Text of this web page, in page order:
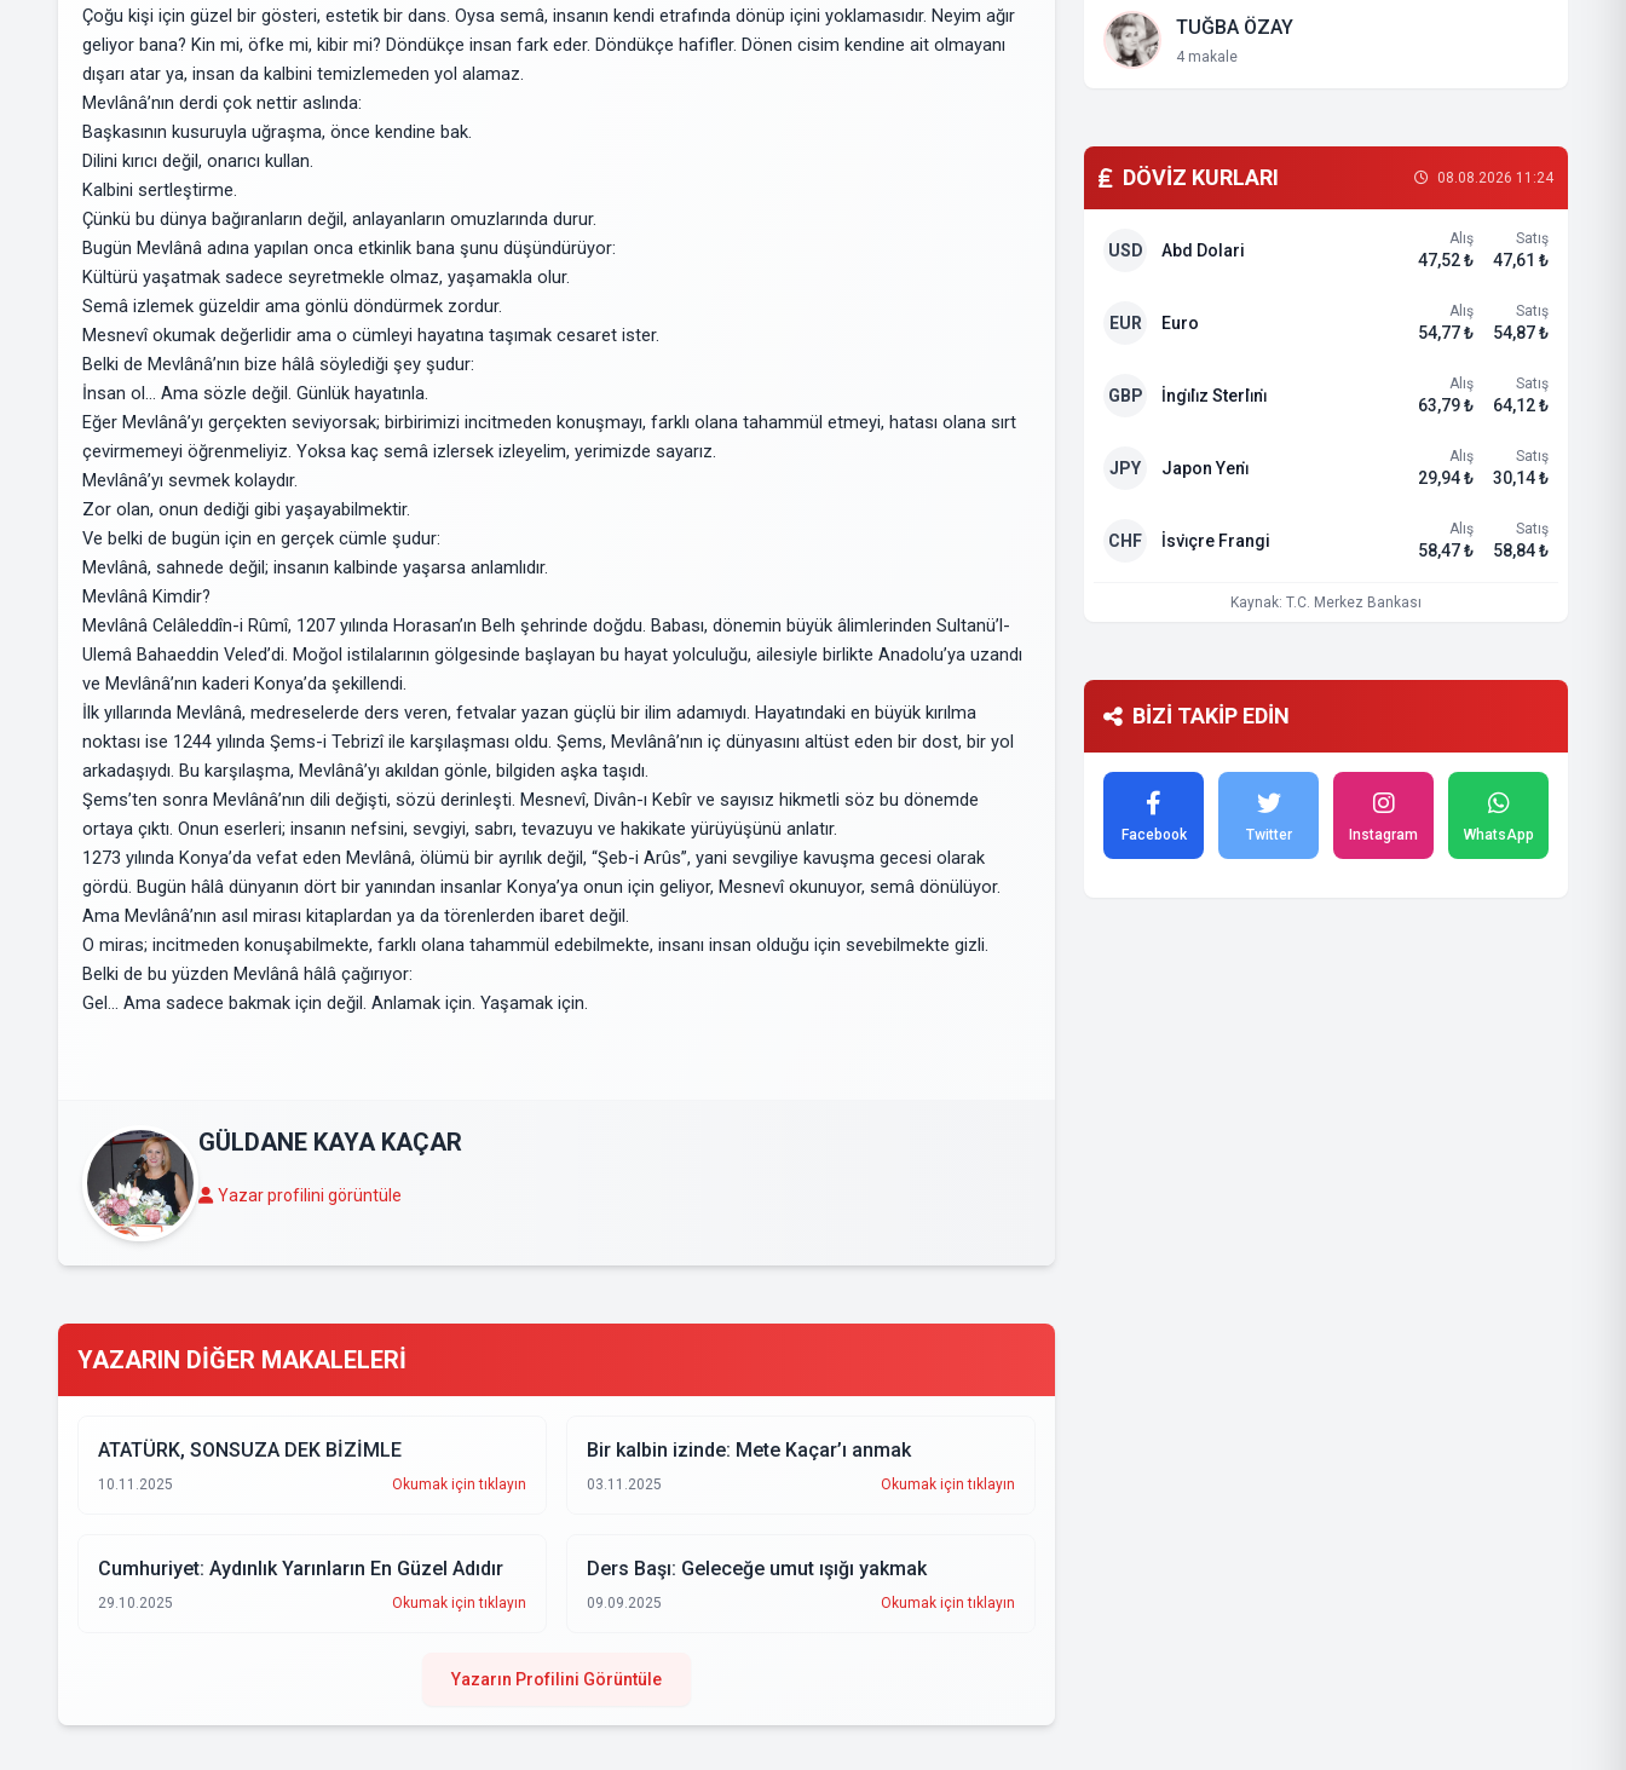
Çoğu kişi için güzel bir gösteri, estetik bir dans. Oysa semâ, insanın kendi etrafında dönüp içini yoklamasıdır. Neyim ağır
geliyor bana? Kin mi, öfke mi, kibir mi? Döndükçe insan fark eder. Döndükçe hafifler. Dönen cisim kendine ait olmayanı
dışarı atar ya, insan da kalbini temizlemeden yol alamaz.
Mevlânâ’nın derdi çok nettir aslında:
Başkasının kusuruyla uğraşma, önce kendine bak.
Dilini kırıcı değil, onarıcı kullan.
Kalbini sertleştirme.
Çünkü bu dünya bağıranların değil, anlayanların omuzlarında durur.
Bugün Mevlânâ adına yapılan onca etkinlik bana şunu düşündürüyor:
Kültürü yaşatmak sadece seyretmekle olmaz, yaşamakla olur.
Semâ izlemek güzeldir ama gönlü döndürmek zordur.
Mesnevî okumak değerlidir ama o cümleyi hayatına taşımak cesaret ister.
Belki de Mevlânâ’nın bize hâlâ söylediği şey şudur:
İnsan ol… Ama sözle değil. Günlük hayatınla.
Eğer Mevlânâ’yı gerçekten seviyorsak; birbirimizi incitmeden konuşmayı, farklı olana tahammül etmeyi, hatası olana sırt
çevirmemeyi öğrenmeliyiz. Yoksa kaç semâ izlersek izleyelim, yerimizde sayarız.
Mevlânâ’yı sevmek kolaydır.
Zor olan, onun dediği gibi yaşayabilmektir.
Ve belki de bugün için en gerçek cümle şudur:
Mevlânâ, sahnede değil; insanın kalbinde yaşarsa anlamlıdır.
Mevlânâ Kimdir?
Mevlânâ Celâleddîn-i Rûmî, 1207 yılında Horasan’ın Belh şehrinde doğdu. Babası, dönemin büyük âlimlerinden Sultanü’l-
Ulemâ Bahaeddin Veled’di. Moğol istilalarının gölgesinde başlayan bu hayat yolculuğu, ailesiyle birlikte Anadolu’ya uzandı
ve Mevlânâ’nın kaderi Konya’da şekillendi.
İlk yıllarında Mevlânâ, medreselerde ders veren, fetvalar yazan güçlü bir ilim adamıydı. Hayatındaki en büyük kırılma
noktası ise 1244 yılında Şems-i Tebrizî ile karşılaşması oldu. Şems, Mevlânâ’nın iç dünyasını altüst eden bir dost, bir yol
arkadaşıydı. Bu karşılaşma, Mevlânâ’yı akıldan gönle, bilgiden aşka taşıdı.
Şems’ten sonra Mevlânâ’nın dili değişti, sözü derinleşti. Mesnevî, Divân-ı Kebîr ve sayısız hikmetli söz bu dönemde
ortaya çıktı. Onun eserleri; insanın nefsini, sevgiyi, sabrı, tevazuyu ve hakikate yürüyüşünü anlatır.
1273 yılında Konya’da vefat eden Mevlânâ, ölümü bir ayrılık değil, “Şeb-i Arûs”, yani sevgiliye kavuşma gecesi olarak
gördü. Bugün hâlâ dünyanın dört bir yanından insanlar Konya’ya onun için geliyor, Mesnevî okunuyor, semâ dönülüyor.
Ama Mevlânâ’nın asıl mirası kitaplardan ya da törenlerden ibaret değil.
O miras; incitmeden konuşabilmekte, farklı olana tahammül edebilmekte, insanı insan olduğu için sevebilmekte gizli.
Belki de bu yüzden Mevlânâ hâlâ çağırıyor:
Gel… Ama sadece bakmak için değil. Anlamak için. Yaşamak için.
GÜLDANE KAYA KAÇAR
Yazar profilini görüntüle
YAZARIN DİĞER MAKALELERİ
ATATÜRK, SONSUZA DEK BİZİMLE
10.11.2025 Okumak için tıklayın
Bir kalbin izinde: Mete Kaçar’ı anmak
03.11.2025 Okumak için tıklayın
Cumhuriyet: Aydınlık Yarınların En Güzel Adıdır
29.10.2025 Okumak için tıklayın
Ders Başı: Geleceğe umut ışığı yakmak
09.09.2025 Okumak için tıklayın
Yazarın Profilini Görüntüle
TUĞBA ÖZAY
4 makale
DÖVİZ KURLARI 08.08.2026 11:24
USD Abd Dolari
Alış
47,52 ₺
Satış
47,61 ₺
EUR Euro
Alış
54,77 ₺
Satış
54,87 ₺
GBP İngi̇li̇z Sterli̇ni̇
Alış
63,79 ₺
Satış
64,12 ₺
JPY Japon Yeni̇
Alış
29,94 ₺
Satış
30,14 ₺
CHF İsvi̇çre Frangi
Alış
58,47 ₺
Satış
58,84 ₺
Kaynak: T.C. Merkez Bankası
BİZİ TAKİP EDİN
Facebook Twitter Instagram WhatsApp